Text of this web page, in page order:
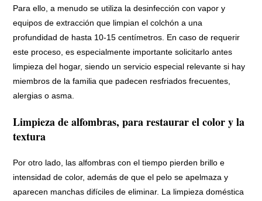
Para ello, a menudo se utiliza la desinfección con vapor y
equipos de extracción que limpian el colchón a una
profundidad de hasta 10-15 centímetros. En caso de requerir
este proceso, es especialmente importante solicitarlo antes
limpieza del hogar, siendo un servicio especial relevante si hay
miembros de la familia que padecen resfriados frecuentes,
alergias o asma.
Limpieza de alfombras, para restaurar el color y la
textura
Por otro lado, las alfombras con el tiempo pierden brillo e
intensidad de color, además de que el pelo se apelmaza y
aparecen manchas difíciles de eliminar. La limpieza doméstica